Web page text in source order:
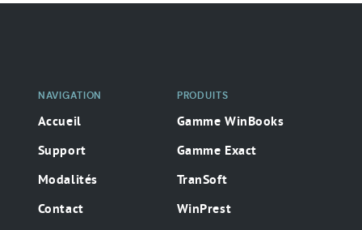
Navigation
NAVIGATION
Accueil
Support
Modalités
Contact
PRODUITS
Gamme WinBooks
Gamme Exact
TranSoft
WinPrest